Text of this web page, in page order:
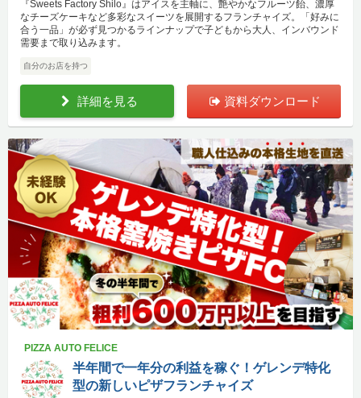
『Sweets Factory Shilo』はアイスを主軸に、艶やかなフルーツ飴、濃厚
なチーズケーキなど多彩なスイーツを展開するフランチャイズ。「好みに
合う一品」が必ず見つかるラインナップで子どもから大人、インバウンド
需要まで取り込みます。
自分のお店を持つ
詳細を見る 資料ダウンロード
PIZZA AUTO FELICE
半年間で一年分の利益を稼ぐ！ゲレンデ特化
型の新しいピザフランチャイズ